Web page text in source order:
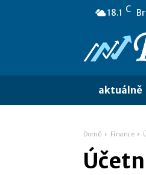
18.1 C
aktuálně
Domů Finance